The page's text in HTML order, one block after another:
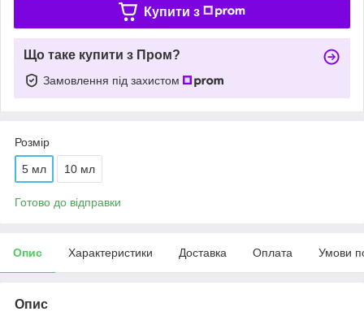
Купити з
Що таке купити з Пром?
Замовлення під захистом
Розмір
5 мл 10 мл
Готово до відправки
Опис Характеристики Доставка Оплата Умови
Опис